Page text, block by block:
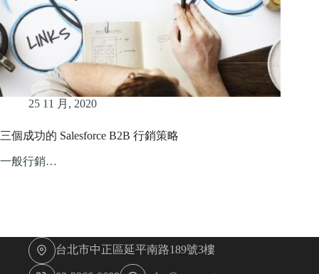
25 11 月, 2020
三個成功的 Salesforce B2B 行銷策略
一般行銷…
台北市中正區延平南路189號3樓